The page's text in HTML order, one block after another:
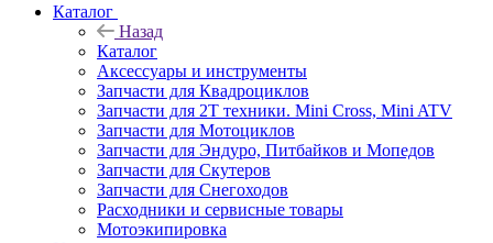
Каталог
Назад
Каталог
Аксессуары и инструменты
Запчасти для Квадроциклов
Запчасти для 2T техники. Mini Cross, Mini ATV
Запчасти для Мотоциклов
Запчасти для Эндуро, Питбайков и Мопедов
Запчасти для Скутеров
Запчасти для Снегоходов
Расходники и сервисные товары
Мотоэкипировка